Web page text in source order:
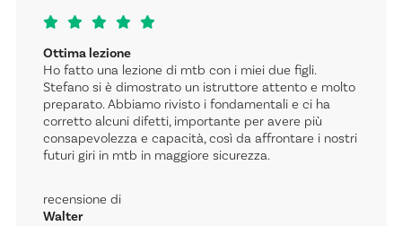
Ottima lezione
Ho fatto una lezione di mtb con i miei due figli.
Stefano si è dimostrato un istruttore attento e molto
preparato. Abbiamo rivisto i fondamentali e ci ha
corretto alcuni difetti, importante per avere più
consapevolezza e capacità, così da affrontare i nostri
futuri giri in mtb in maggiore sicurezza.
recensione di
Walter